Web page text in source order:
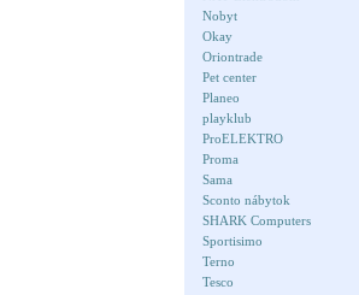
Nobyt
Okay
Oriontrade
Pet center
Planeo
playklub
ProELEKTRO
Proma
Sama
Sconto nábytok
SHARK Computers
Sportisimo
Terno
Tesco